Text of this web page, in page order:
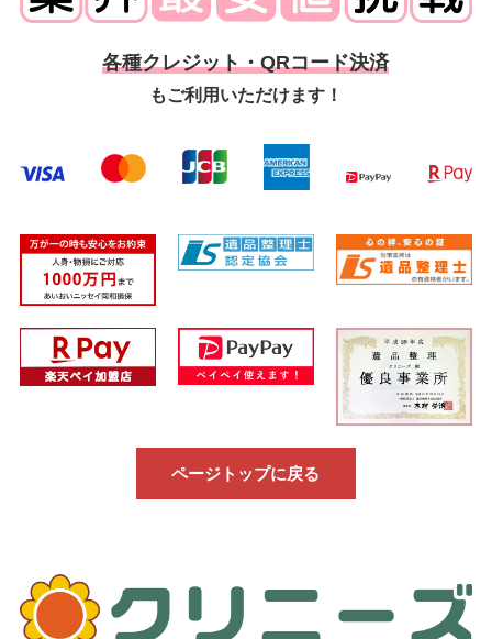
各種クレジット・QRコード決済
もご利用いただけます！
ページトップに戻る